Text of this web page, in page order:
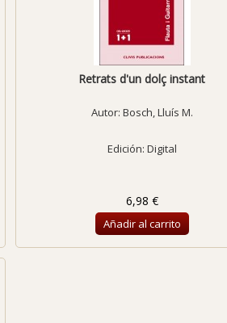
Retrats d'un dolç instant
Autor: Bosch, Lluís M.
Edición: Digital
6,98 €
Añadir al carrito